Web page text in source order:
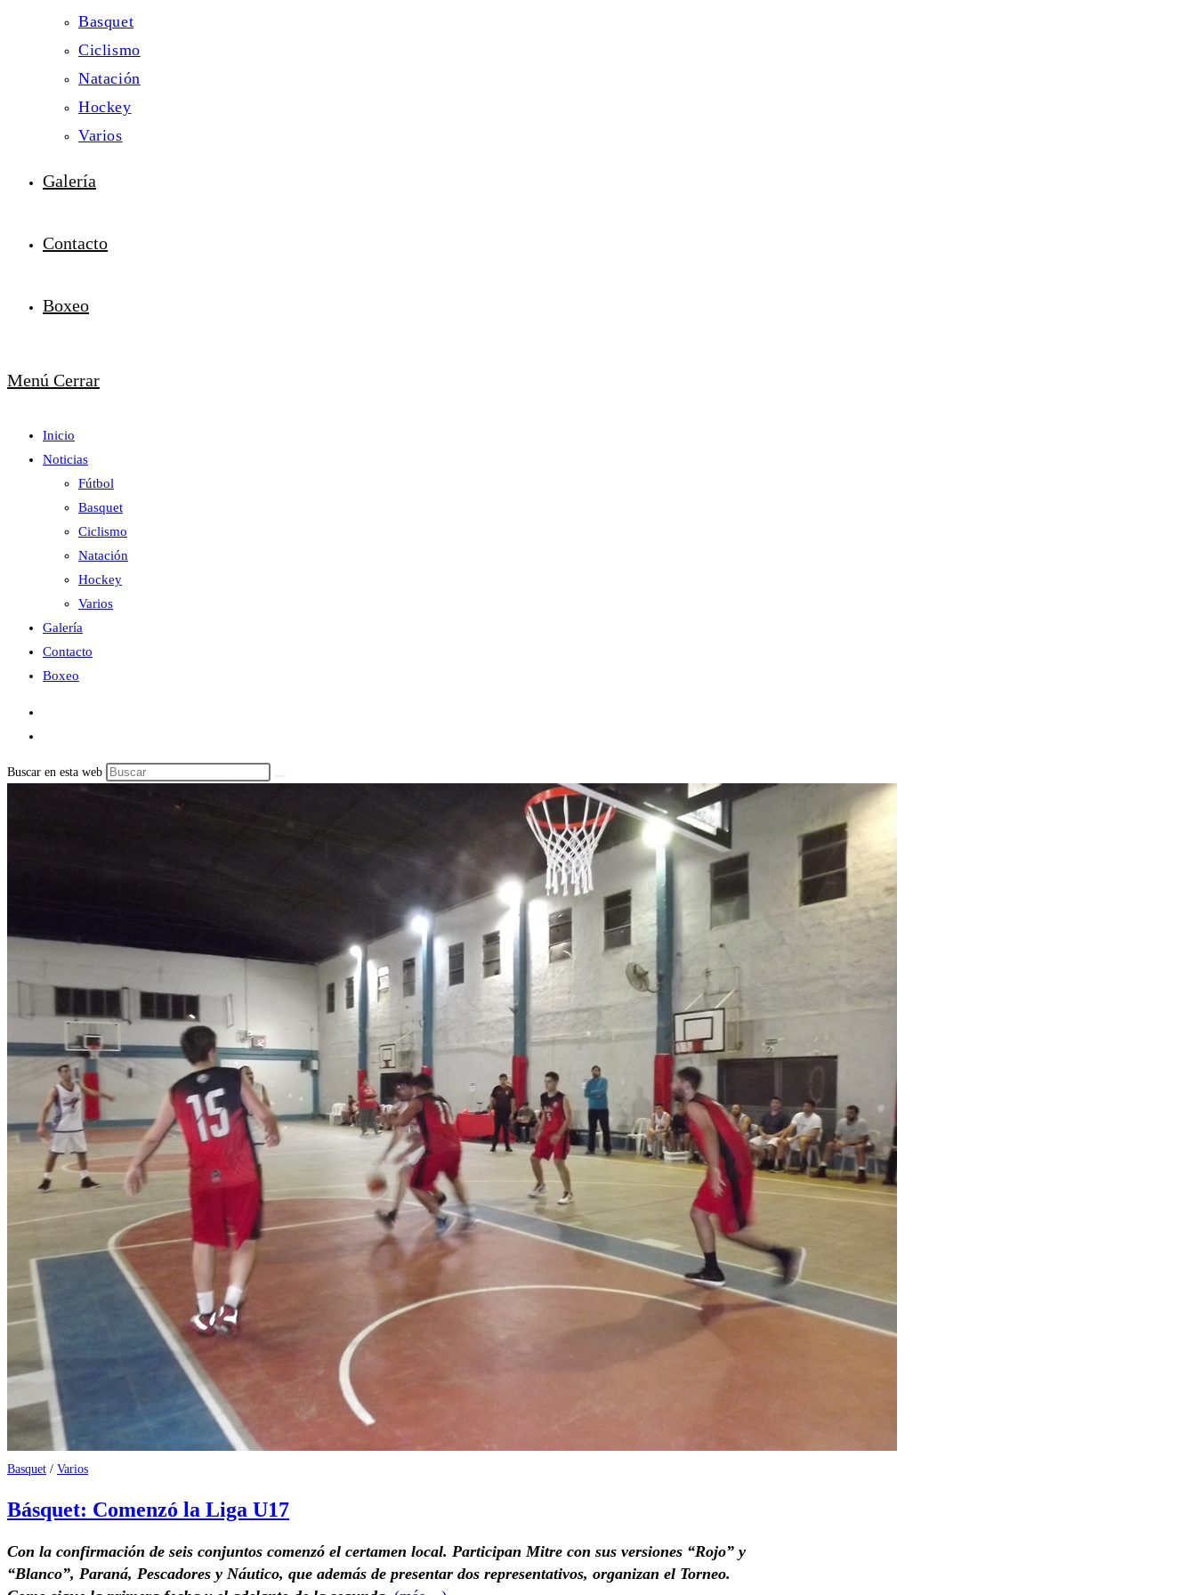
Basquet
Ciclismo
Natación
Hockey
Varios
Galería
Contacto
Boxeo
Menú Cerrar
Inicio
Noticias
Fútbol
Basquet
Ciclismo
Natación
Hockey
Varios
Galería
Contacto
Boxeo
Buscar en esta web
Basquet / Varios
Básquet: Comenzó la Liga U17
Con la confirmación de seis conjuntos comenzó el certamen local. Participan Mitre con sus versiones “Rojo” y
“Blanco”, Paraná, Pescadores y Náutico, que además de presentar dos representativos, organizan el Torneo.